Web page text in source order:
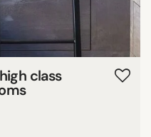
class